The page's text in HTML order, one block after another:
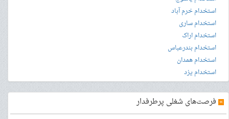
استخدام خرم آباد
استخدام ساری
استخدام اراک
استخدام بندرعباس
استخدام همدان
استخدام یزد
» فرصت‌های شغلی پرطرفدار